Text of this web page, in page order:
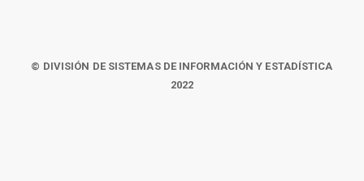
© DIVISIÓN DE SISTEMAS DE INFORMACIÓN Y ESTADÍSTICA
2022